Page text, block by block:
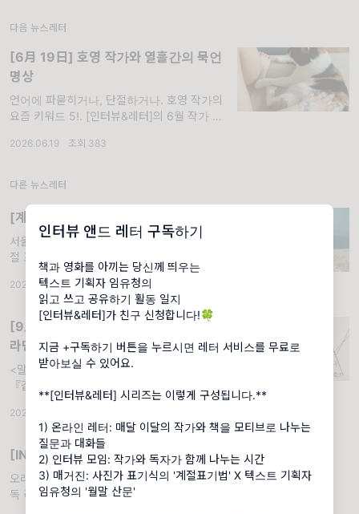
인터뷰 앤드 레터 구독하기
책과 영화를 아끼는 당신께 띄우는
텍스트 기획자 임유청의
읽고 쓰고 공유하기 활동 일지
[인터뷰&레터]가 친구 신청합니다!🍀
지금 +구독하기 버튼을 누르시면 레터 서비스를 무료로
받아보실 수 있어요.
**[인터뷰&레터] 시리즈는 이렇게 구성됩니다.**
1) 온라인 레터: 매달 이달의 작가와 책을 모티브로 나누는
질문과 대화들
2) 인터뷰 모임: 작가와 독자가 함께 나누는 시간
3) 매거진: 사진가 표기식의 '계절표기법' X 텍스트 기획자
임유청의 '월말 산문'
다음 뉴스레터
[6月 19日] 호영 작가와 열흘간의 묵언
명상
언어에 파묻히거나, 단절하거나. 호영 작가의
요즘 키워드 5!. [인터뷰&레터]의 6월 작가 몸
부 취소』의 호영 작가/번역가 그는 요즘 어떤
보내온 다섯
2026.06.19 조회 383
다른 뉴스레터
[계절 표기법 X 월말 산문] 2026-6月
서울과 제주, 로즈힙과 꽃다발. ↑표기식의 계
절 표기법↑ -
2026.06.29 · 조회 333
[9月 1日] 그러니 이 책이 한 편의 영화
라면🪟
<말하는 건축가> 정재은 감독의 예술 에세이
『같이 그리는 초상화처럼』. [인터뷰&레터]는
책과 영화를 아끼는 구독자 님께 띄우는 텍스트
기획자 임유청의 ‘읽고 쓰고 공유하기’ 활동 일
지입니다. 온라인 레터 서비스를 통해 텍스트
사이에서 건져 올린
2025.09.01
[INTRO] 쑥스러운 마음들과🍀
오래가는 사이가 되고 싶어요.. “최근에 영화 감
독 리처드 링클레이터를 찍은 다큐를 봤다. 기